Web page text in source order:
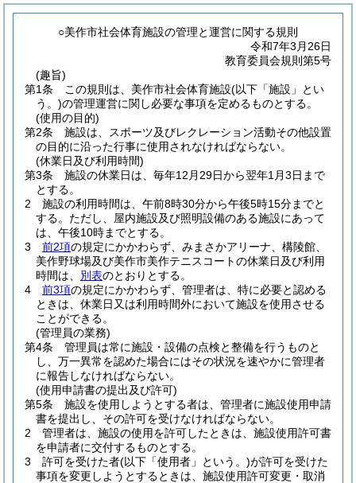
○美作市社会体育施設の管理と運営に関する規則
令和7年3月26日
教育委員会規則第5号
(趣旨)
第1条
この規則は、美作市社会体育施設(以下「施設」とい
う。)の管理運営に関し必要な事項を定めるものとする。
(使用の目的)
第2条
施設は、スポーツ及びレクレーション活動その他設置
の目的に沿った行事に使用されなければならない。
(休業日及び利用時間)
第3条
施設の休業日は、毎年12月29日から翌年1月3日まで
とする。
2
施設の利用時間は、午前8時30分から午後5時15分までと
する。 ただし、屋内施設及び照明設備のある施設にあって
は、午後10時までとする。
3
前2項の規定にかかわらず、みまさかアリーナ、構陵館、
美作野球場及び美作市美作テニスコートの休業日及び利用
時間は、 別表のとおりとする。
4
前3項の規定にかかわらず、管理者は、特に必要と認める
ときは、休業日又は利用時間外において施設を使用させる
ことができる。
(管理員の業務)
第4条
管理員は常に施設・設備の点検と整備を行うものと
し、万一異常を認めた場合にはその状況を速やかに管理者
に報告しなければならない。
(使用申請書の提出及び許可)
第5条
施設を使用しようとする者は、管理者に施設使用申請
書を提出し、その許可を受けなければならない。
2
管理者は、施設の使用を許可したときは、施設使用許可書
を申請者に交付するものとする。
3
許可を受けた者(以下「使用者」という。)が許可を受けた
事項を変更しようとするときは、施設使用許可変更・取消